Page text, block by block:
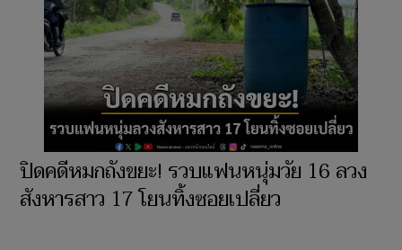
ปิดคดีหมกถังขยะ! รวบแฟนหนุ่มวัย 16 ลวง
สังหารสาว 17 โยนทิ้งซอยเปลี่ยว